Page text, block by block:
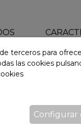
terceros para
las cookies
Configurar